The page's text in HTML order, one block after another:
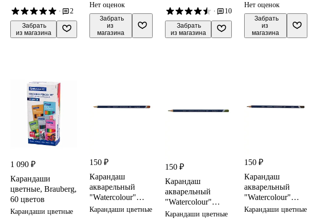
·
2
Забрать
из магазина
DERWENT
Нет оценок
Забрать
из
магазина
Brauberg
· 10
Забрать
из магазина
DERWENT
Нет оценок
Забрать
из
магазина
1 090 ₽
Карандаши
цветные, Brauberg,
60 цветов
Карандаши цветные
150 ₽
Карандаш
акварельный
"Watercolour"
сиена жженая
Карандаши цветные
150 ₽
Карандаш
акварельный
"Watercolour"
зел.оливковый
Карандаши цветные
150 ₽
Карандаш
акварельный
"Watercolour"
сепия 3,4мм,
Карандаши цветные